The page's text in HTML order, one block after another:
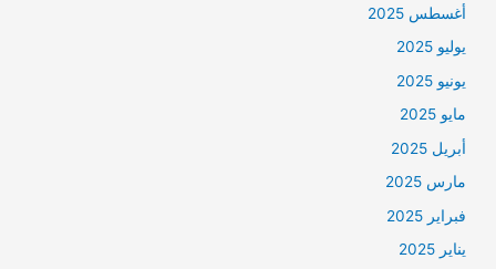
أغسطس 2025
يوليو 2025
يونيو 2025
مايو 2025
أبريل 2025
مارس 2025
فبراير 2025
يناير 2025